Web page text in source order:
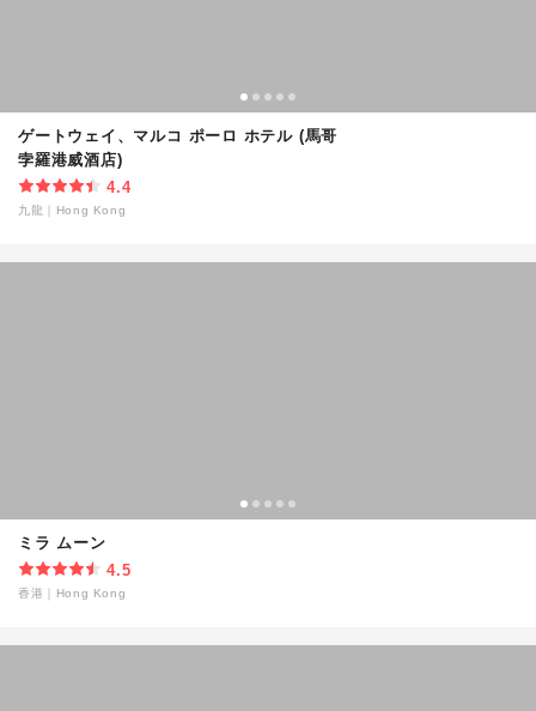
ゲートウェイ、マルコ ポーロ ホテル (馬哥
孛羅港威酒店)
4.4
九龍 Hong Kong
ミラ ムーン
4.5
香港 Hong Kong